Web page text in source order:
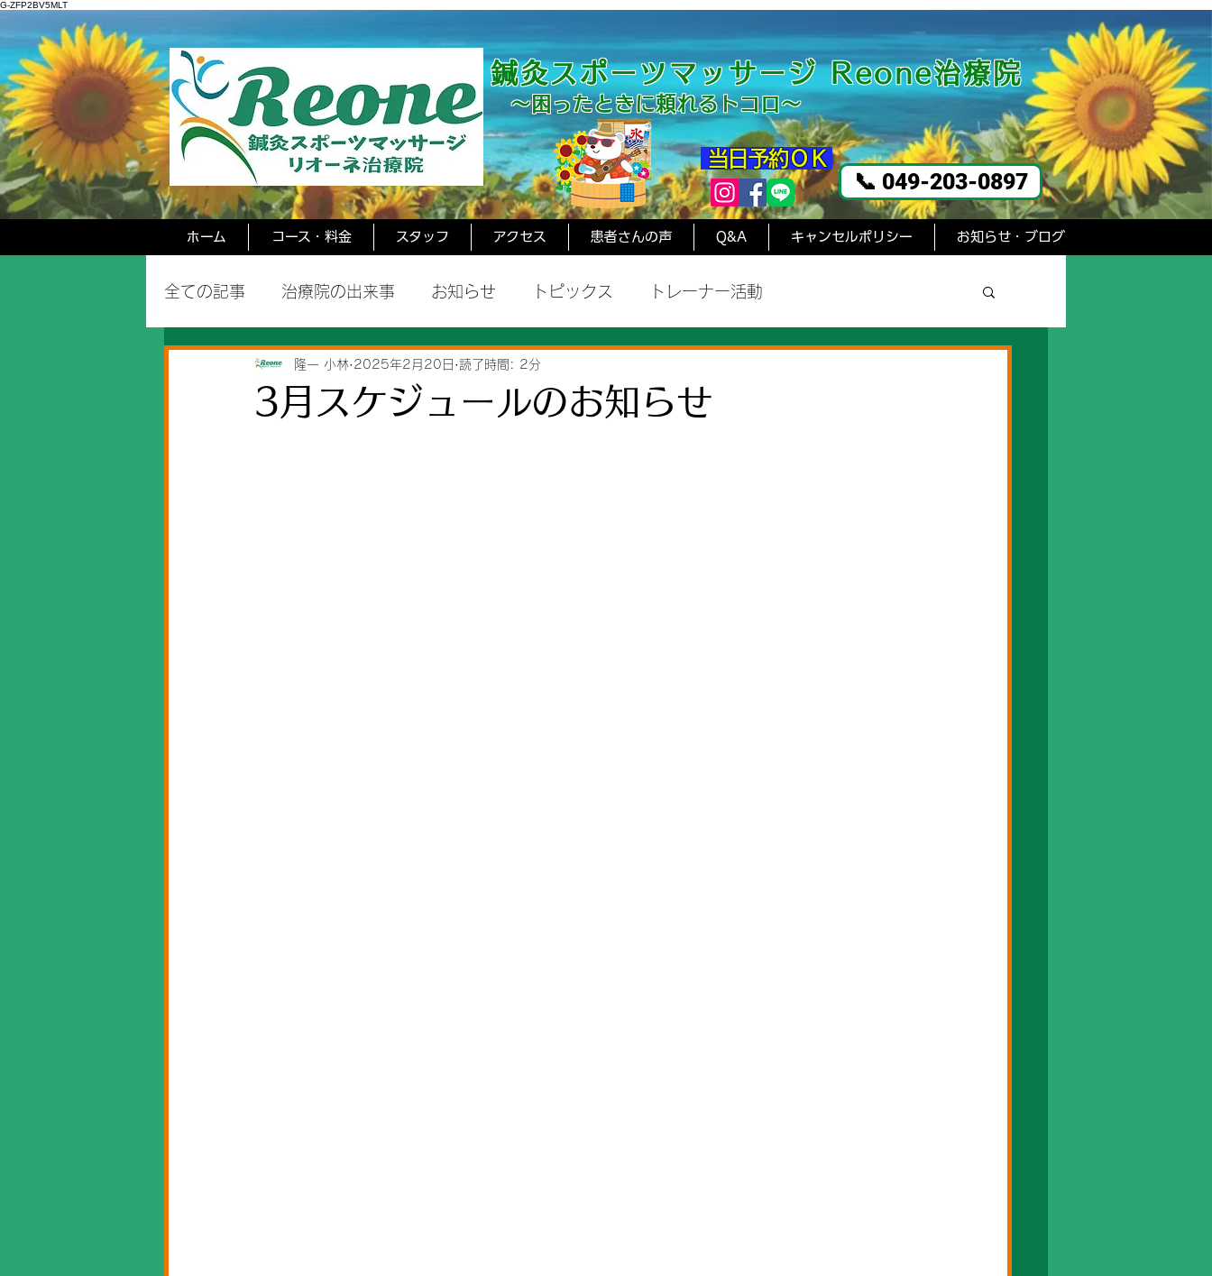
G-ZFP2BV5MLT
鍼灸スポーツマッサージ Reone治療院
～困ったときに頼れるトコロ～
​ 当日予約ＯＫ
📞 049-203-0897
ホーム コース・料金 スタッフ アクセス 患者さんの声 Q&A キャンセルポリシー お知らせ・ブログ
全ての記事 治療院の出来事 お知らせ トピックス トレーナー活動
3月スケジュールのお知らせ
隆一 小林 2025年2月20日 読了時間: 2分